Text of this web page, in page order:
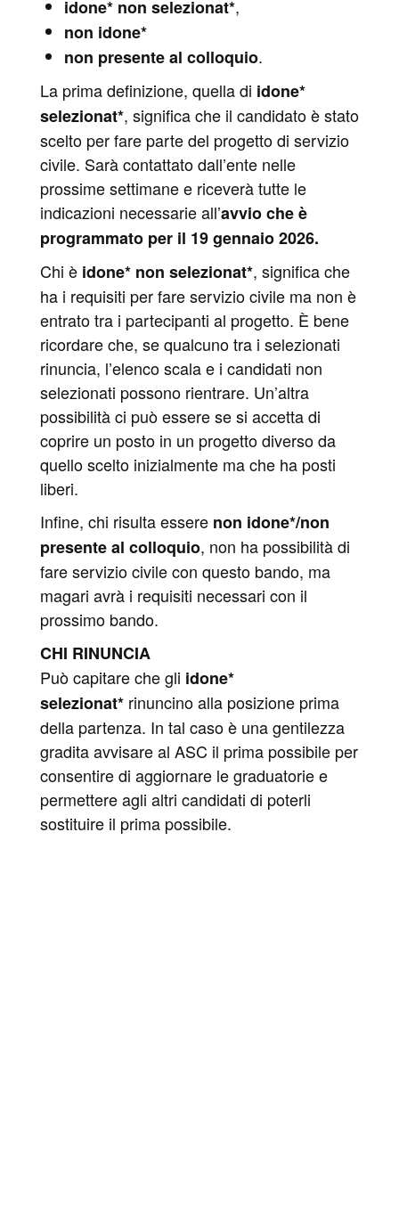
idone* non selezionat*,
non idone*
non presente al colloquio.
La prima definizione, quella di idone*
selezionat*, significa che il candidato è stato
scelto per fare parte del progetto di servizio
civile. Sarà contattato dall’ente nelle
prossime settimane e riceverà tutte le
indicazioni necessarie all’avvio che è
programmato per il 19 gennaio 2026.
Chi è idone* non selezionat*, significa che
ha i requisiti per fare servizio civile ma non è
entrato tra i partecipanti al progetto. È bene
ricordare che, se qualcuno tra i selezionati
rinuncia, l’elenco scala e i candidati non
selezionati possono rientrare. Un’altra
possibilità ci può essere se si accetta di
coprire un posto in un progetto diverso da
quello scelto inizialmente ma che ha posti
liberi.
Infine, chi risulta essere non idone*/non
presente al colloquio, non ha possibilità di
fare servizio civile con questo bando, ma
magari avrà i requisiti necessari con il
prossimo bando.
CHI RINUNCIA
Può capitare che gli idone*
selezionat*rinuncino alla posizione prima
della partenza. In tal caso è una gentilezza
gradita avvisare al ASC il prima possibile per
consentire di aggiornare le graduatorie e
permettere agli altri candidati di poterli
sostituire il prima possibile.